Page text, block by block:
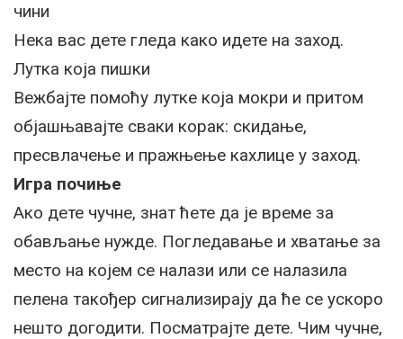
чини
Нека вас дете гледа како идете на заход.
Лутка која пишки
Вежбајте помоћу лутке која мокри и притом
објашњавајте сваки корак: скидање,
пресвлачење и пражњење кахлице у заход.
Игра почиње
Ако дете чучне, знат ћете да је време за
обављање нужде. Погледавање и хватање за
место на којем се налази или се налазила
пелена такођер сигнализирају да ће се ускоро
нешто догодити. Посматрајте дете. Чим чучне,